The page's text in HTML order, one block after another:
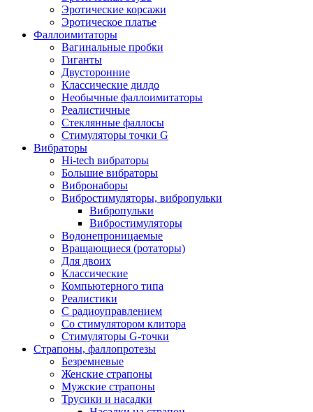
Эротические корсажи
Эротическое платье
Фаллоимитаторы
Вагинальные пробки
Гиганты
Двусторонние
Классические дилдо
Необычные фаллоимитаторы
Реалистичные
Стеклянные фаллосы
Стимуляторы точки G
Вибраторы
Hi-tech вибраторы
Большие вибраторы
Вибронаборы
Вибростимуляторы, вибропульки
Вибропульки
Вибростимуляторы
Водонепроницаемые
Вращающиеся (ротаторы)
Для двоих
Классические
Компьютерного типа
Реалистики
С радиоуправлением
Со стимулятором клитора
Стимуляторы G-точки
Страпоны, фаллопротезы
Безремневые
Женские страпоны
Мужские страпоны
Трусики и насадки